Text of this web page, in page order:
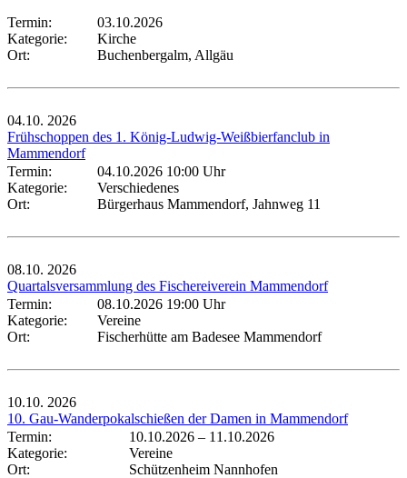
Termin:
03.10.2026
Kategorie:
Kirche
Ort:
Buchenbergalm, Allgäu
04.10. 2026
Frühschoppen des 1. König-Ludwig-Weißbierfanclub in
Mammendorf
Termin:
04.10.2026 10:00 Uhr
Kategorie:
Verschiedenes
Ort:
Bürgerhaus Mammendorf, Jahnweg 11
08.10. 2026
Quartalsversammlung des Fischereiverein Mammendorf
Termin:
08.10.2026 19:00 Uhr
Kategorie:
Vereine
Ort:
Fischerhütte am Badesee Mammendorf
10.10. 2026
10. Gau-Wanderpokalschießen der Damen in Mammendorf
Termin:
10.10.2026 – 11.10.2026
Kategorie:
Vereine
Ort:
Schützenheim Nannhofen